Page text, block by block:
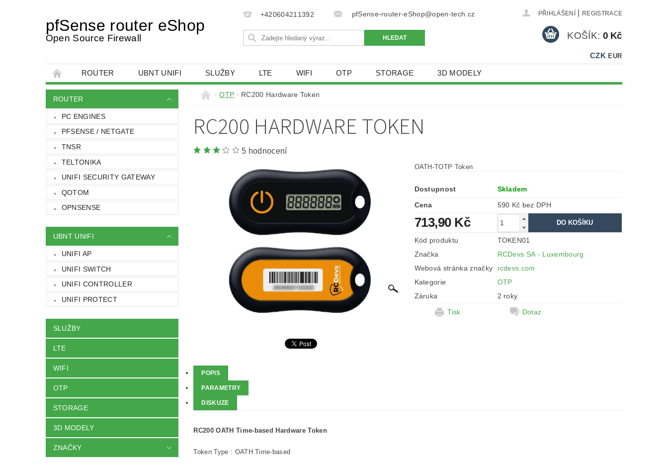
pfSense router eShop
Open Source Firewall
+420604211392 pfSense-router-eShop@open-tech.cz PŘIHLÁŠENÍ REGISTRACE
CZK EUR
KOŠÍK: 0 Kč
ROUTER UBNT UNIFI SLUŽBY LTE WIFI OTP STORAGE 3D MODELY
OBCHODNÍ PODMÍNKY NAPIŠTE NÁM KONTAKTY
ROUTER
PC ENGINES
PFSENSE / NETGATE
TNSR
TELTONIKA
UNIFI SECURITY GATEWAY
QOTOM
OPNSENSE
UBNT UNIFI
UNIFI AP
UNIFI SWITCH
UNIFI CONTROLLER
UNIFI PROTECT
SLUŽBY
LTE
WIFI
OTP
STORAGE
3D MODELY
ZNAČKY
OTP RC200 Hardware Token
RC200 HARDWARE TOKEN
5 hodnocení
OATH-TOTP Token
Dostupnost
Skladem
Cena
590 Kč bez DPH
713,90 Kč
Kód produktu
TOKEN01
Značka
RCDevs SA - Luxembourg
Webová stránka značky
rcdevs.com
Kategorie
OTP
Záruka
2 roky
Tisk
Dotaz
POPIS
PARAMETRY
DISKUZE
RC200 OATH Time-based Hardware Token
Token Type : OATH Time-based